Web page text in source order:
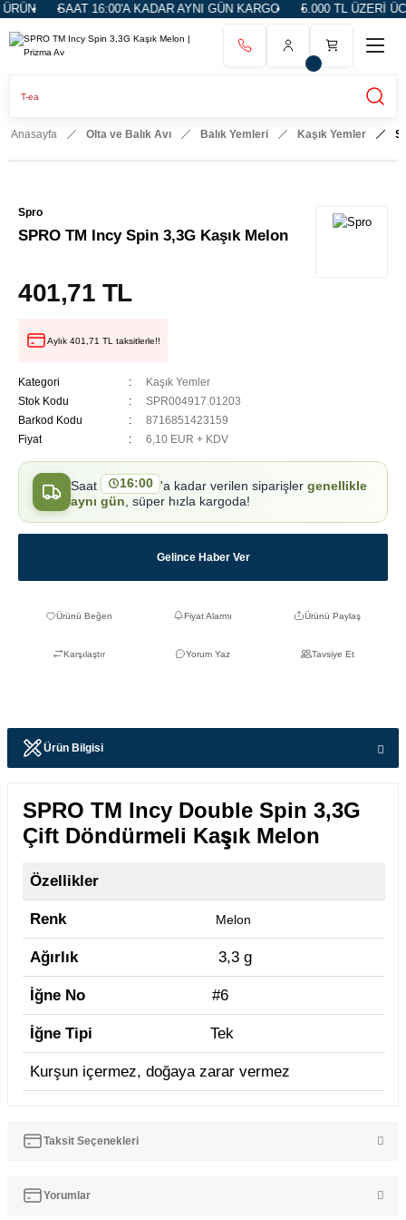
SAAT 16:00'A KADAR AYNI GÜN KARGO 5.000 TL ÜZERİ
Anasayfa Olta ve Balık Avı Balık Yemleri Kaşık Yemler
Spro
SPRO TM Incy Spin 3,3G Kaşık Melon
401,71 TL
Aylık 401,71 TL taksitlerle!!
Kategori
Kaşık Yemler
Stok Kodu
SPR004917.01203
Barkod Kodu
8716851423159
Fiyat
6,10 EUR + KDV
Saat 16:00 'a kadar verilen siparişler genellikle
aynı gün, süper hızla kargoda!
Gelince Haber Ver
Fiyat Alarmı Ürünü Paylaş
Karşılaştır Yorum Yaz Tavsiye Et
Ürün Bilgisi
SPRO TM Incy Double Spin 3,3G
Çift Döndürmeli Kaşık Melon
Özellikler
Renk Melon
Ağırlık 3,3 g
İğne No #6
İğne Tipi Tek
Kurşun içermez, doğaya zarar vermez
Taksit Seçenekleri
Yorumlar